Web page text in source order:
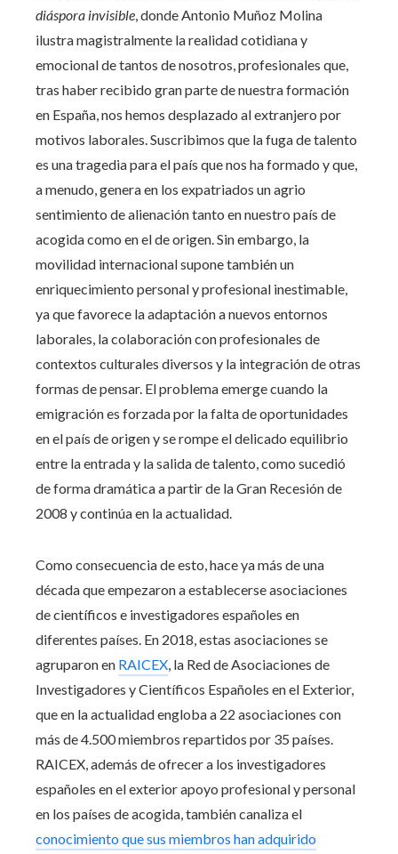
diáspora invisible, donde Antonio Muñoz Molina
ilustra magistralmente la realidad cotidiana y
emocional de tantos de nosotros, profesionales que,
tras haber recibido gran parte de nuestra formación
en España, nos hemos desplazado al extranjero por
motivos laborales. Suscribimos que la fuga de talento
es una tragedia para el país que nos ha formado y que,
a menudo, genera en los expatriados un agrio
sentimiento de alienación tanto en nuestro país de
acogida como en el de origen. Sin embargo, la
movilidad internacional supone también un
enriquecimiento personal y profesional inestimable,
ya que favorece la adaptación a nuevos entornos
laborales, la colaboración con profesionales de
contextos culturales diversos y la integración de otras
formas de pensar. El problema emerge cuando la
emigración es forzada por la falta de oportunidades
en el país de origen y se rompe el delicado equilibrio
entre la entrada y la salida de talento, como sucedió
de forma dramática a partir de la Gran Recesión de
2008 y continúa en la actualidad.
Como consecuencia de esto, hace ya más de una
década que empezaron a establecerse asociaciones
de científicos e investigadores españoles en
diferentes países. En 2018, estas asociaciones se
agruparon en RAICEX, la Red de Asociaciones de
Investigadores y Científicos Españoles en el Exterior,
que en la actualidad engloba a 22 asociaciones con
más de 4.500 miembros repartidos por 35 países.
RAICEX, además de ofrecer a los investigadores
españoles en el exterior apoyo profesional y personal
en los países de acogida, también canaliza el
conocimiento que sus miembros han adquirido